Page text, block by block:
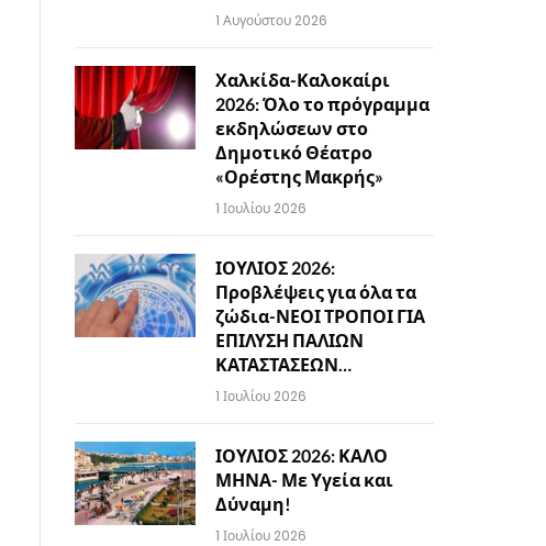
1 Αυγούστου 2026
Χαλκίδα-Καλοκαίρι
2026: Όλο το πρόγραμμα
εκδηλώσεων στο
Δημοτικό Θέατρο
«Ορέστης Μακρής»
1 Ιουλίου 2026
ΙΟΥΛΙΟΣ 2026:
Προβλέψεις για όλα τα
ζώδια-ΝΕΟΙ ΤΡΟΠΟΙ ΓΙΑ
ΕΠΙΛΥΣΗ ΠΑΛΙΩΝ
ΚΑΤΑΣΤΑΣΕΩΝ…
1 Ιουλίου 2026
ΙΟΥΛΙΟΣ 2026: ΚΑΛΟ
ΜΗΝΑ- Με Υγεία και
Δύναμη!
1 Ιουλίου 2026